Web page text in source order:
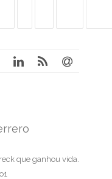
que ganhou vida.